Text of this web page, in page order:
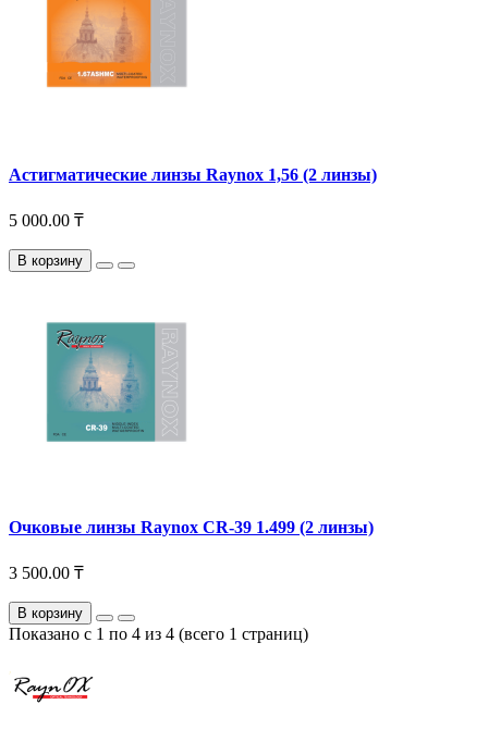
Астигматические линзы Raynox 1,56 (2 линзы)
5 000.00 ₸
В корзину
Очковые линзы Raynox CR-39 1.499 (2 линзы)
3 500.00 ₸
В корзину
Показано с 1 по 4 из 4 (всего 1 страниц)